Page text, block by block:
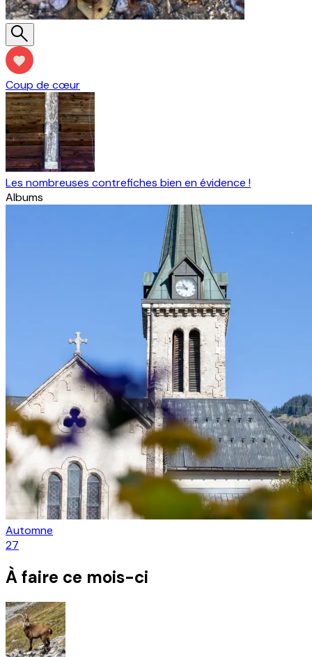
Coup de cœur
Les nombreuses contrefiches bien en évidence !
Albums
Automne
27
À faire ce mois-ci